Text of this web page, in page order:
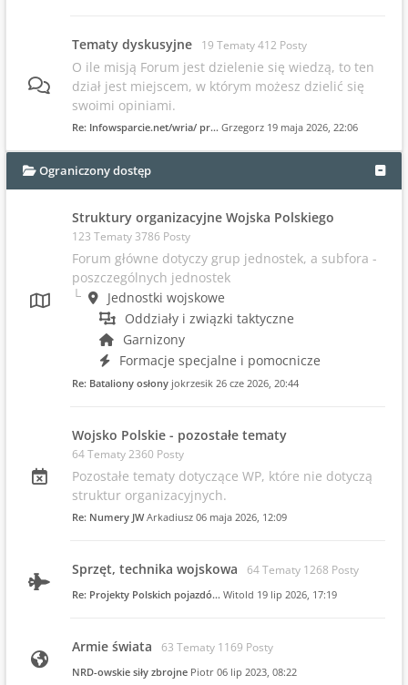
Tematy dyskusyjne 19 Tematy 412 Posty
O ile misją Forum jest dzielenie się wiedzą, to ten
dział jest miejscem, w którym możesz dzielić się
swoimi opiniami.
Re: Infowsparcie.net/wria/ pr… Grzegorz 19 maja 2026, 22:06
Ograniczony dostęp
Struktury organizacyjne Wojska Polskiego
123 Tematy 3786 Posty
Forum główne dotyczy grup jednostek, a subfora -
poszczególnych jednostek
Jednostki wojskowe
Oddziały i związki taktyczne
Garnizony
Formacje specjalne i pomocnicze
Re: Bataliony osłony jokrzesik 26 cze 2026, 20:44
Wojsko Polskie - pozostałe tematy
64 Tematy 2360 Posty
Pozostałe tematy dotyczące WP, które nie dotyczą
struktur organizacyjnych.
Re: Numery JW Arkadiusz 06 maja 2026, 12:09
Sprzęt, technika wojskowa 64 Tematy 1268 Posty
Re: Projekty Polskich pojazdó… Witold 19 lip 2026, 17:19
Armie świata 63 Tematy 1169 Posty
NRD-owskie siły zbrojne Piotr 06 lip 2023, 08:22